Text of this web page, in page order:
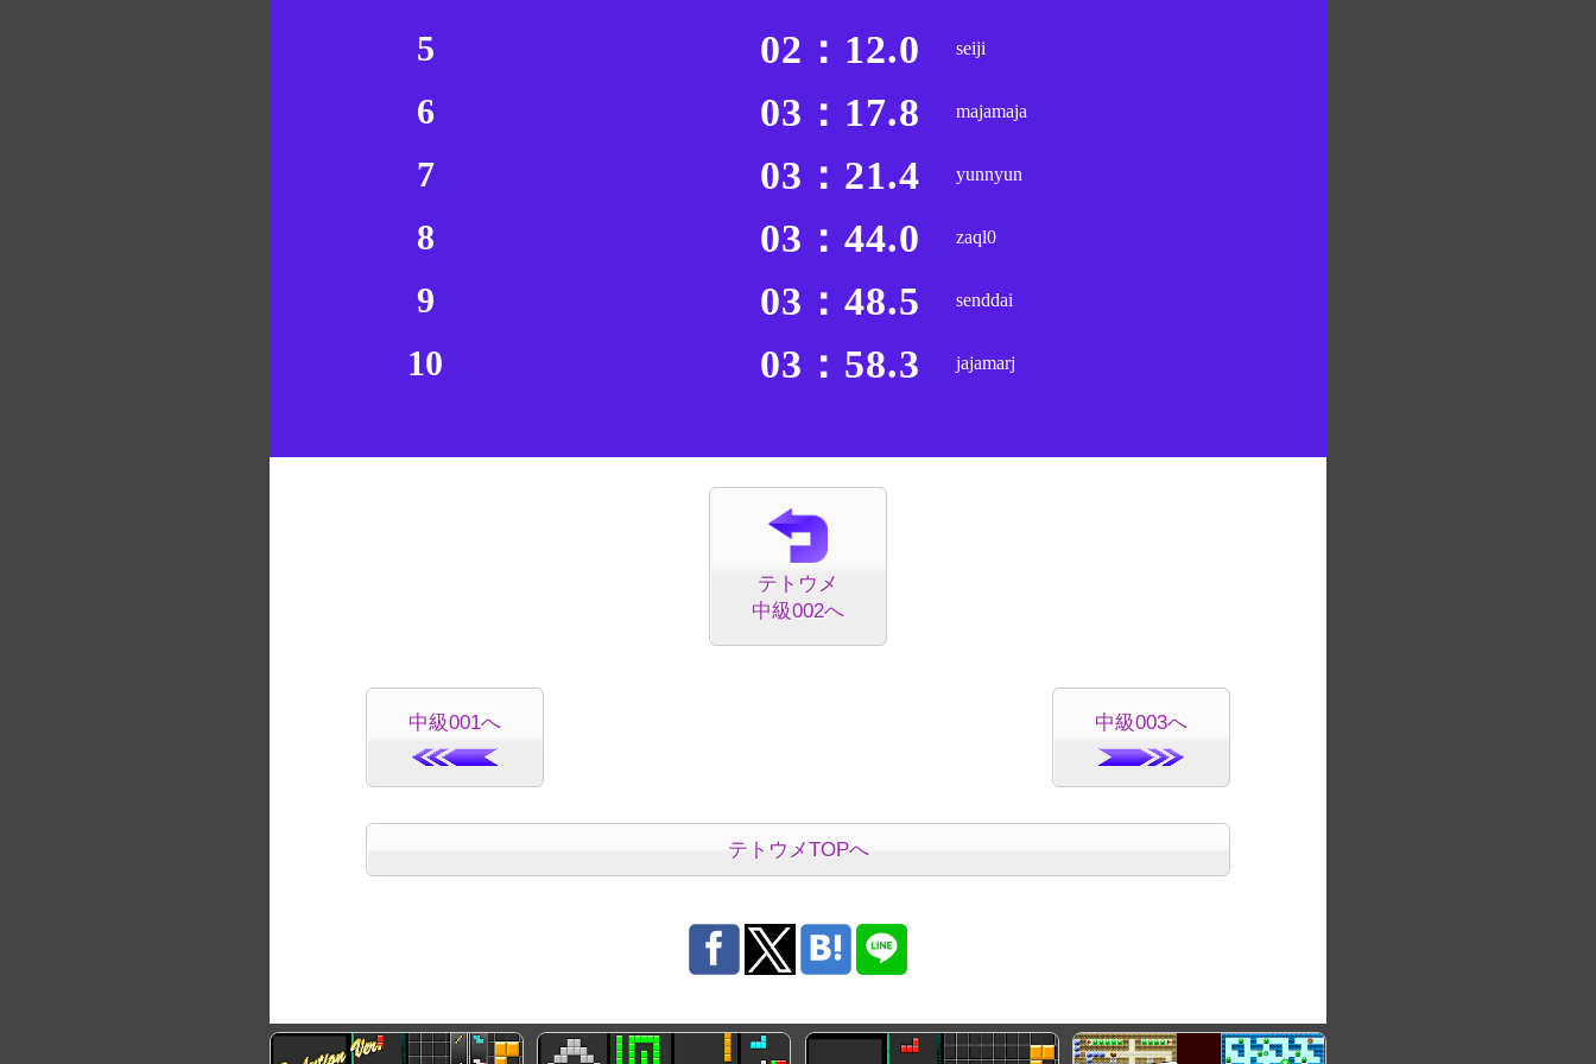
5 02：12.0 seiji
6 03：17.8 majamaja
7 03：21.4 yunnyun
8 03：44.0 zaql0
9 03：48.5 senddai
10 03：58.3 jajamarj
テトウメ
中級002へ
中級001へ 中級003へ
テトウメTOPへ